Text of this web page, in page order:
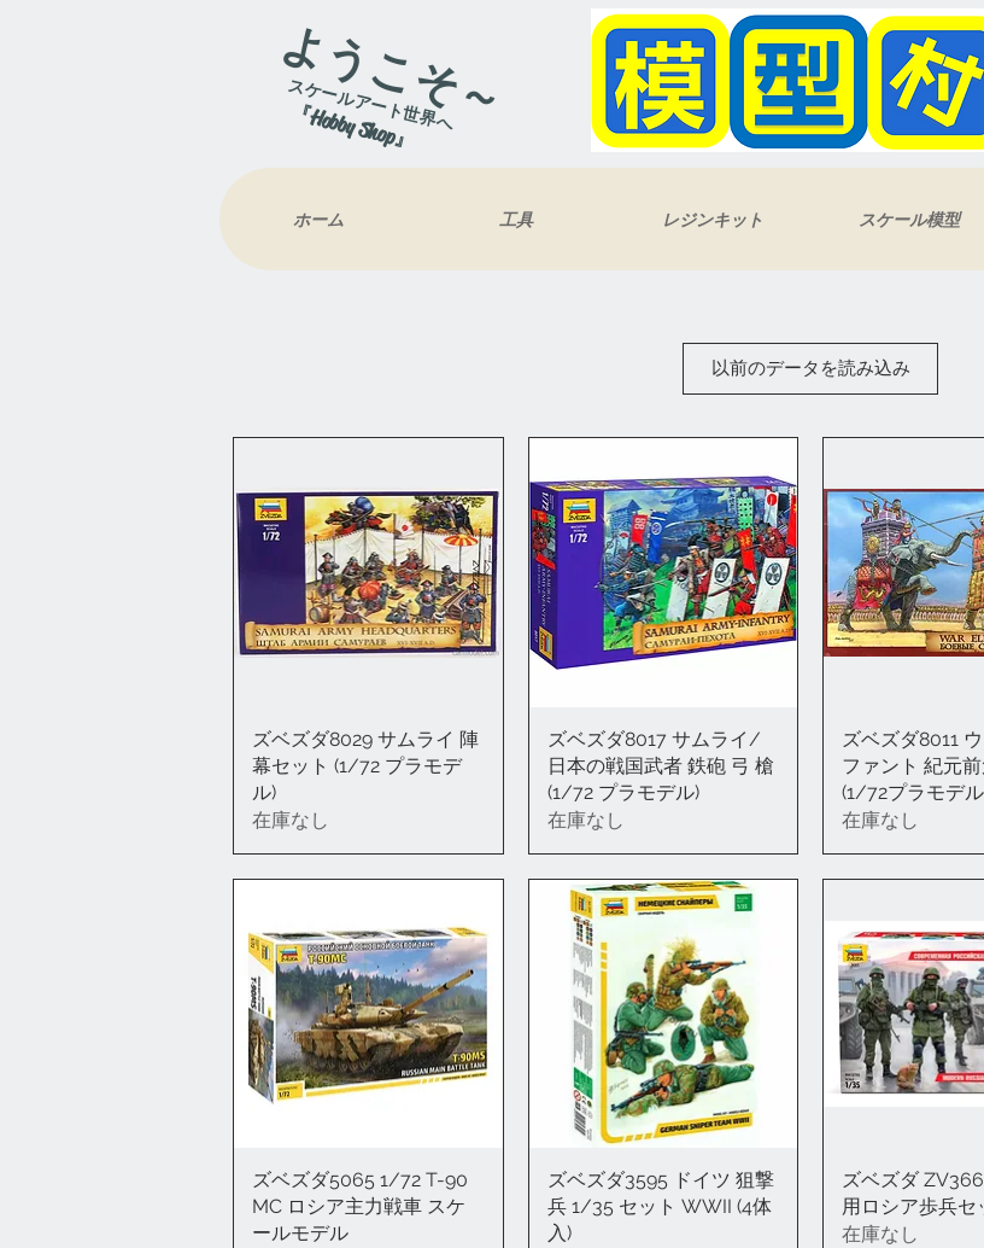
ようこそ～
スケールアート世界へ
『Hobby Shop』
ホーム 工具 レジンキット スケール模型
以前のデータを読み込み
クイックビュー
ズベズダ8029 サムライ 陣
幕セット (1/72 プラモデ
ル)
在庫なし
クイックビュー
ズベズダ8017 サムライ/
日本の戦国武者 鉄砲 弓 槍
(1/72 プラモデル)
在庫なし
クイック
ズベズダ8011
ファント 紀元
(1/72プラモデ
在庫なし
クイックビュー
ズベズダ5065 1/72 T-90
MC ロシア主力戦車 スケ
ールモデル
クイックビュー
ズベズダ3595 ドイツ 狙撃
兵 1/35 セット WWII (4体
入)
クイック
ズベズダ
用ロシア歩兵セ
在庫なし